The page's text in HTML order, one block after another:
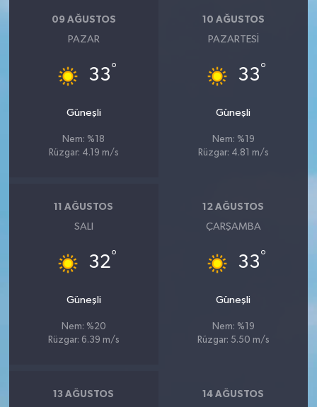
09 AĞUSTOS
PAZAR
33°
Güneşli
Nem: %18
Rüzgar: 4.19 m/s
10 AĞUSTOS
PAZARTESI
33°
Güneşli
Nem: %19
Rüzgar: 4.81 m/s
11 AĞUSTOS
SALI
32°
Güneşli
Nem: %20
Rüzgar: 6.39 m/s
12 AĞUSTOS
ÇARŞAMBA
33°
Güneşli
Nem: %19
Rüzgar: 5.50 m/s
13 AĞUSTOS 14 AĞUSTOS